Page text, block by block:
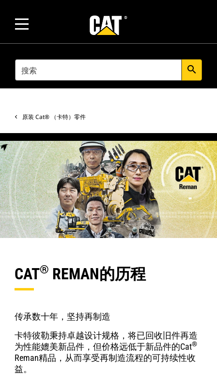
SEARCH search
原装 Cat® （卡特）零件
CAT® REMAN的历程
传承数十年，坚持再制造
卡特彼勒秉持卓越设计规格，将已回收旧件再造
为性能媲美新品件，但价格远低于新品件的Cat®
Reman精品，从而享受再制造流程的可持续性收
益。